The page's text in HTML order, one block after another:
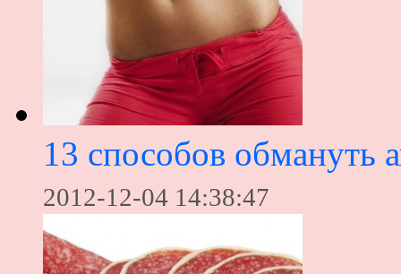
13 способов обмануть
2012-12-04 14:38:47